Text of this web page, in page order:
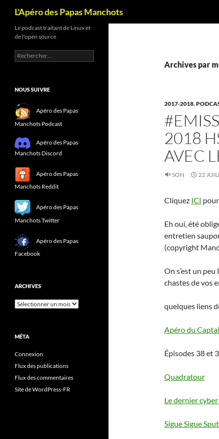
L'Apéro des Papas Manchots
Archives par
2017-2018,
2018
AVEC
SON 22
Cliquez ICI
Eh oui, été
entretien
(copyright
On s’est un
chastes de vos
quelques liens
Apéro du
Épisodes 38 et
Quadratour
Le dernier
Sigue Sigue
Le podcast traitant de Linux et
de l'open source
Rechercher :
NOUS SUIVRE
Apéro des Papas
Manchots Podcast
Apéro des Papas
Manchots Discord
Apéro des Papas
Manchots Reddit
Apéro des Papas
Manchots Twitter
Apéro des Papas
Facebook
ARCHIVES
Archives
MÉTA
Connexion
Flux des publications
Flux des commentaires
Site de WordPress-FR